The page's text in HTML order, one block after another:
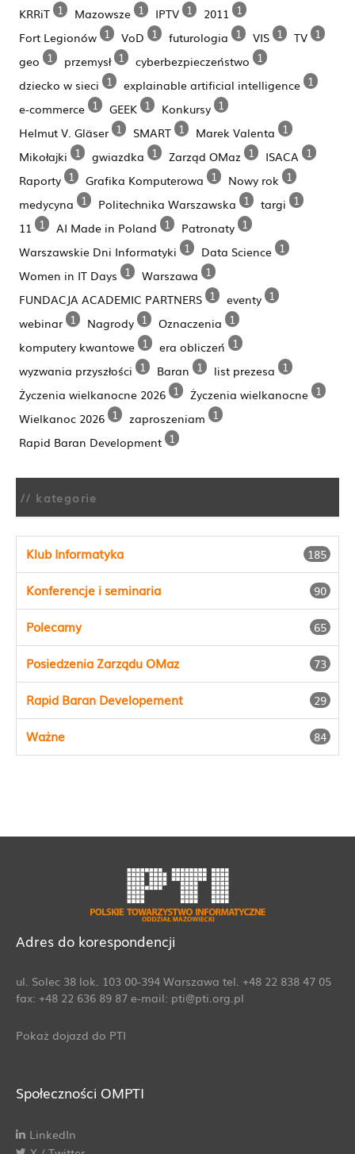
KRRiT 1 Mazowsze 1 IPTV 1 2011
1
Fort Legionów 1 VoD 1 futurologia 1 VIS 1 TV 1
geo 1 przemysł 1 cyberbezpieczeństwo 1
dziecko w sieci 1 explainable artificial intelligence 1
e-commerce 1 GEEK 1 Konkursy 1
Helmut V. Gläser 1 SMART 1 Marek Valenta 1
Mikołajki 1 gwiazdka 1 Zarząd OMaz 1 ISACA 1
Raporty 1 Grafika Komputerowa 1 Nowy rok 1
medycyna 1 Politechnika Warszawska 1 targi 1
11
1 AI Made in Poland 1 Patronaty 1
Warszawskie Dni Informatyki 1 Data Science 1
Women in IT Days 1 Warszawa 1
FUNDACJA ACADEMIC PARTNERS 1 eventy 1
webinar 1 Nagrody 1 Oznaczenia 1
komputery kwantowe 1 era obliczeń 1
wyzwania przyszłości 1 Baran 1 list prezesa 1
Życzenia wielkanocne 2026 1 Życzenia wielkanocne 1
Wielkanoc 2026 1 zaproszeniam 1
Rapid Baran Development 1
// kategorie
Klub Informatyka 185
Konferencje i seminaria 90
Polecamy 65
Posiedzenia Zarządu OMaz 73
Rapid Baran Developement 29
Ważne 84
Adres do korespondencji
ul. Solec 38 lok. 103 00-394 Warszawa tel. +48 22 838 47 05
fax: +48 22 636 89 87 e-mail: pti@pti.org.pl
Pokaż dojazd do PTI
Społeczności OMPTI
LinkedIn